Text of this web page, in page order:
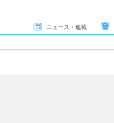
ニュース・連載